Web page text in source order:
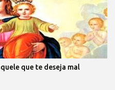
que te deseja mal